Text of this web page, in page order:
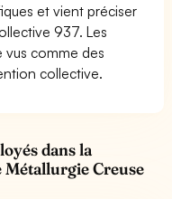
et vient préciser
937. Les
comme des
collective.
dans la
Creuse